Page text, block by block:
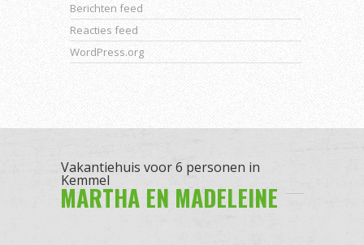
Berichten feed
Reacties feed
WordPress.org
Vakantiehuis voor 6 personen in
Kemmel
MARTHA EN MADELEINE